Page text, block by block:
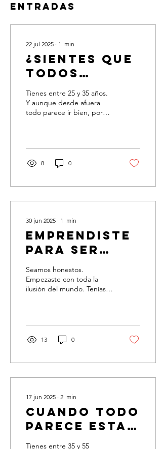
Entradas
22 jul 2025 ∙ 1 min
¿Sientes que
todos
avanzan,
menos tú?
Tienes entre 25 y 35 años.
Y aunque desde afuera
todo parece ir bien, por
8 0
30 jun 2025 ∙ 1 min
Emprendiste
para ser
libre… ¿y
ahora te
sientes
negocio?
Seamos honestos.
Empezaste con toda la
ilusión del mundo. Tenías
13 0
17 jun 2025 ∙ 2 min
Cuando todo
parece estar
bien... pero
Tienes entre 35 y 55